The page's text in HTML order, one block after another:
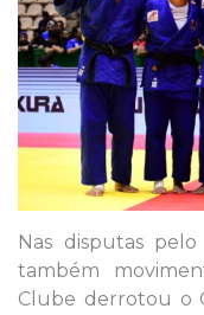
Nas disputas
também
Clube derrotou o